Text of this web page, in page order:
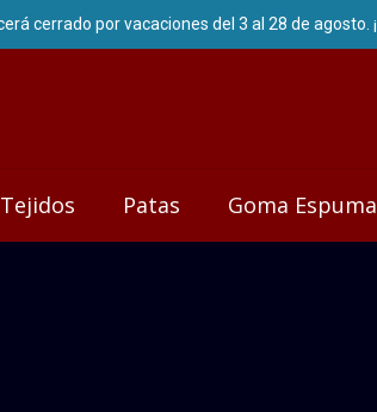
Tejidos Patas Goma Espuma